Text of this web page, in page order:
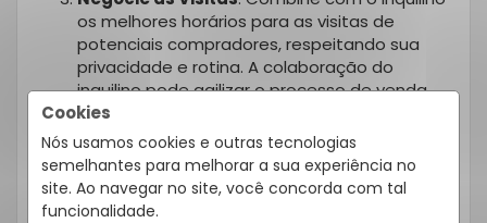
Cookies
Nós usamos cookies e outras tecnologias
semelhantes para melhorar a sua experiência no
site. Ao navegar no site, você concorda com tal
funcionalidade.
os melhores horários para as visitas de
potenciais compradores, respeitando sua
privacidade e rotina. A colaboração do
inquilino pode agilizar o processo de venda.
Mantenha o Imóvel em Boas Condições
Um imóvel bem cuidado e organizado é mais
atraente para os compradores. Incentive o
inquilino a manter o local em ordem, e
ofereça-se para ajudar com eventuais